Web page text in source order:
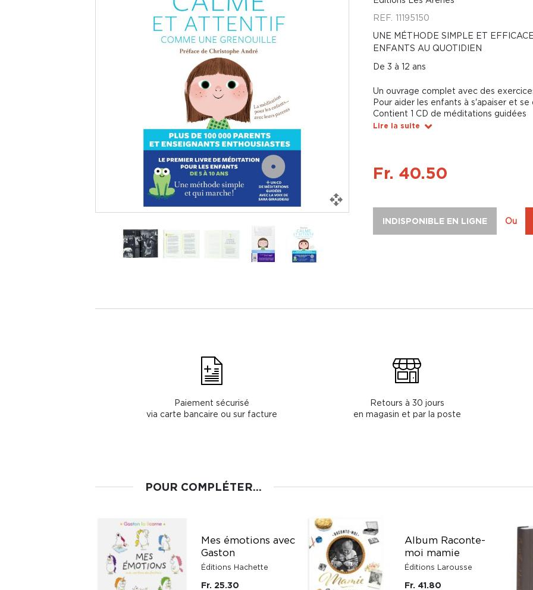
REF. 11195150
UNE MÉTHODE SIMPLE ET
ENFANTS AU QUOTIDIEN
De 3 à 12 ans
Un ouvrage complet avec des
Pour aider les enfants à s'apaiser et
Contient 1 CD de méditations guidées
Lire la suite
Fr. 40.50
INDISPONIBLE EN LIGNE Ou
Paiement sécurisé
via carte bancaire ou sur facture
Retours à 30 jours
en magasin et par la poste
POUR COMPLÉTER...
Mes émotions avec
Gaston
Éditions Hachette
Fr. 25.30
Album Raconte-
moi mamie
Éditions Larousse
Fr. 41.80